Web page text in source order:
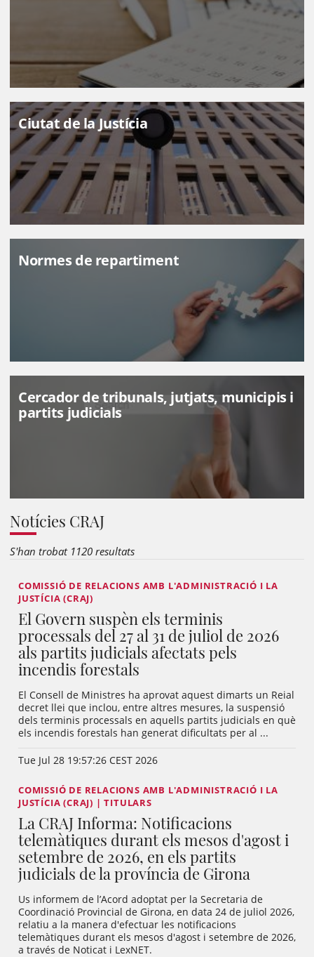
ILLUSTRE COL·LEGI DE L'ADVOCACIA DE BARCELONA
Comissió de Relacions amb
l'Administració i la Justícia (CRAJ)
Ciutat de la Justícia
Normes de repartiment
Cercador de tribunals, jutjats, municipis i
partits judicials
Notícies CRAJ
S'han trobat 1120 resultats
COMISSIÓ DE RELACIONS AMB L'ADMINISTRACIÓ I LA
JUSTÍCIA (CRAJ)
El Govern suspèn els terminis
processals del 27 al 31 de juliol de 2026
als partits judicials afectats pels
incendis forestals
El Consell de Ministres ha aprovat aquest dimarts un Reial
decret llei que inclou, entre altres mesures, la suspensió
dels terminis processals en aquells partits judicials en què
els incendis forestals han generat dificultats per al ...
Tue Jul 28 19:57:26 CEST 2026
COMISSIÓ DE RELACIONS AMB L'ADMINISTRACIÓ I LA
JUSTÍCIA (CRAJ) | TITULARS
La CRAJ Informa: Notificacions
telemàtiques durant els mesos d'agost i
setembre de 2026, en els partits
judicials de la província de Girona
Us informem de l’Acord adoptat per la Secretaria de
Coordinació Provincial de Girona, en data 24 de juliol 2026,
relatiu a la manera d'efectuar les notificacions
telemàtiques durant els mesos d'agost i setembre de 2026,
a través de Noticat i LexNET.